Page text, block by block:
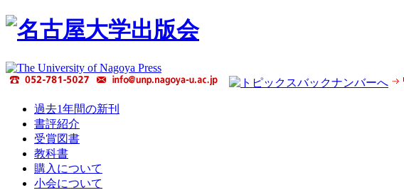
過去1年間の新刊
書評紹介
受賞図書
教科書
購入について
小会について